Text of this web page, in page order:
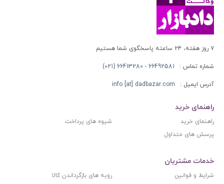
۷ روز هفته، ۲۴ ساعته پاسخگوی شما هستیم
شماره تماس : 66492581 - 66413280 (021)
آدرس ایمیل : info [at] dadbazar.com
راهنمای خرید
راهنمای خرید
شیوه های پرداخت
پرسش های متداول
خدمات مشتریان
شرایط و قوانین
رویه های بازگرداندن کالا